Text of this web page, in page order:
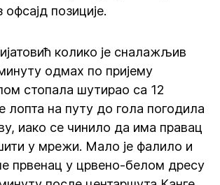
позиције.
колико је сналажљив
одмах по пријему
стопала шутирао са 12
лопта на путу до гола погодила
иако се чинило да има правац
у мрежи. Мало је фалило и
првенац у црвено-белом дресу